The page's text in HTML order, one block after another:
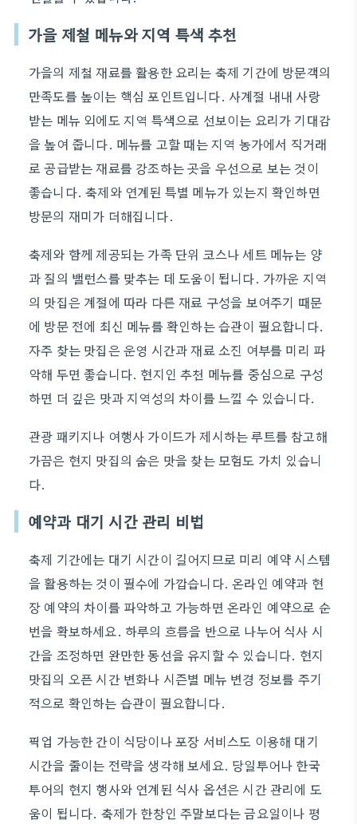
가을 제철 메뉴와 지역 특색 추천
가을의 제철 재료를 활용한 요리는 축제 기간에 방문객의
만족도를 높이는 핵심 포인트입니다. 사계절 내내 사랑
받는 메뉴 외에도 지역 특색으로 선보이는 요리가 기대감
을 높여 줍니다. 메뉴를 고할 때는 지역 농가에서 직거래
로 공급받는 재료를 강조하는 곳을 우선으로 보는 것이
좋습니다. 축제와 연계된 특별 메뉴가 있는지 확인하면
방문의 재미가 더해집니다.
축제와 함께 제공되는 가족 단위 코스나 세트 메뉴는 양
과 질의 밸런스를 맞추는 데 도움이 됩니다. 가까운 지역
의 맛집은 계절에 따라 다른 재료 구성을 보여주기 때문
에 방문 전에 최신 메뉴를 확인하는 습관이 필요합니다.
자주 찾는 맛집은 운영 시간과 재료 소진 여부를 미리 파
악해 두면 좋습니다. 현지인 추천 메뉴를 중심으로 구성
하면 더 깊은 맛과 지역성의 차이를 느낄 수 있습니다.
관광 패키지나 여행사 가이드가 제시하는 루트를 참고해
가끔은 현지 맛집의 숨은 맛을 찾는 모험도 가치 있습니
다.
예약과 대기 시간 관리 비법
축제 기간에는 대기 시간이 길어지므로 미리 예약 시스템
을 활용하는 것이 필수에 가깝습니다. 온라인 예약과 현
장 예약의 차이를 파악하고 가능하면 온라인 예약으로 순
번을 확보하세요. 하루의 흐름을 반으로 나누어 식사 시
간을 조정하면 완만한 동선을 유지할 수 있습니다. 현지
맛집의 오픈 시간 변화나 시즌별 메뉴 변경 정보를 주기
적으로 확인하는 습관이 필요합니다.
픽업 가능한 간이 식당이나 포장 서비스도 이용해 대기
시간을 줄이는 전략을 생각해 보세요. 당일투어나 한국
투어의 현지 행사와 연계된 식사 옵션은 시간 관리에 도
움이 됩니다. 축제가 한창인 주말보다는 금요일이나 평